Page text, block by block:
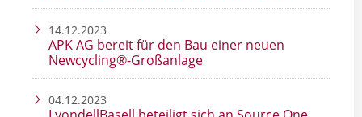
14.12.2023
APK AG bereit für den Bau einer neuen
Newcycling®-Großanlage
04.12.2023